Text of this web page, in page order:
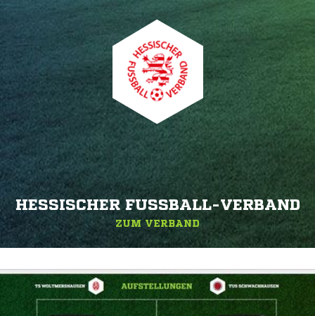
HESSISCHER FUSSBALL-VERBAND
ZUM VERBAND